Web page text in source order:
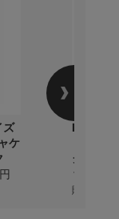
ズ
ケ
ク ハン
ック
販売価格(